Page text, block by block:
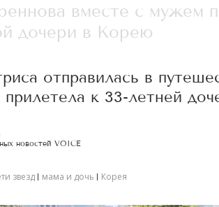
вместе с мужем
дочери в Корею
отправилась в
к 33-летней
новостей VOICE
звезд мама и дочь Корея